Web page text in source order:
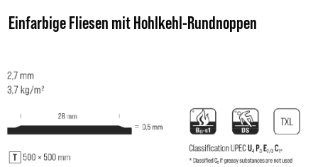
Einfarbige Fliesen mit Hohlkehl-Rundnoppen